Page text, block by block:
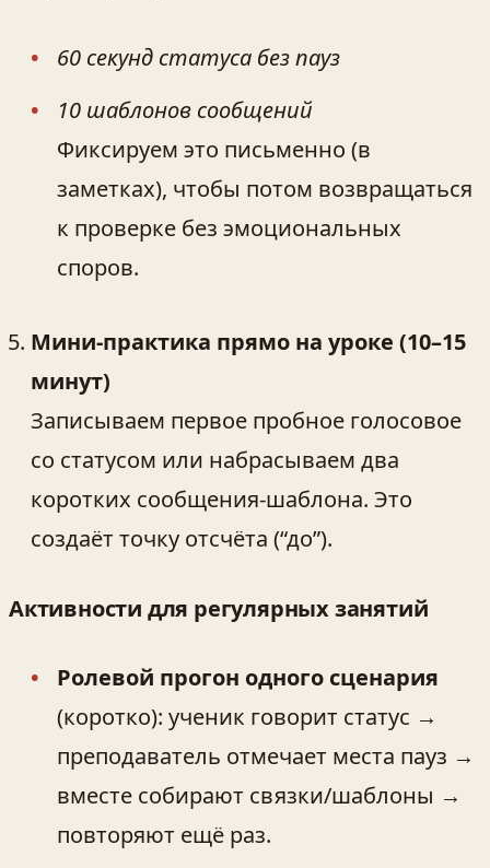
60 секунд статуса без пауз
10 шаблонов сообщений
Фиксируем это письменно (в
заметках), чтобы потом возвращаться
к проверке без эмоциональных
споров.
Мини-практика прямо на уроке (10–15
минут)
Записываем первое пробное голосовое
со статусом или набрасываем два
коротких сообщения-шаблона. Это
создаёт точку отсчёта (“до”).
Активности для регулярных занятий
Ролевой прогон одного сценария
(коротко): ученик говорит статус →
преподаватель отмечает места пауз →
вместе собирают связки/шаблоны →
повторяют ещё раз.